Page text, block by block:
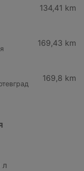
134,41 km
169,43 km
169,8 km
л